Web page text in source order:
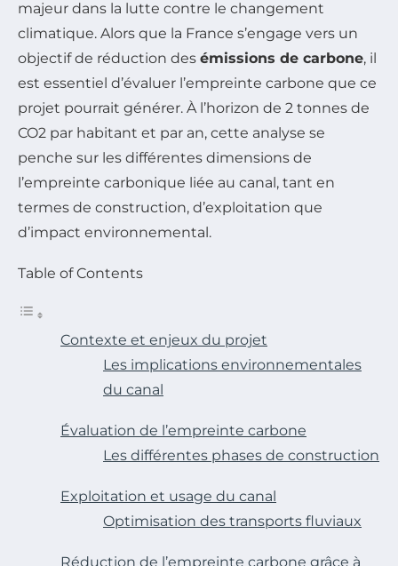
majeur dans la lutte contre le changement
climatique. Alors que la France s’engage vers un
objectif de réduction des émissions de carbone, il
est essentiel d’évaluer l’empreinte carbone que ce
projet pourrait générer. À l’horizon de 2 tonnes de
CO2 par habitant et par an, cette analyse se
penche sur les différentes dimensions de
l’empreinte carbonique liée au canal, tant en
termes de construction, d’exploitation que
d’impact environnemental.
Table of Contents
Contexte et enjeux du projet
Les implications environnementales
du canal
Évaluation de l’empreinte carbone
Les différentes phases de construction
Exploitation et usage du canal
Optimisation des transports fluviaux
Réduction de l’empreinte carbone grâce à